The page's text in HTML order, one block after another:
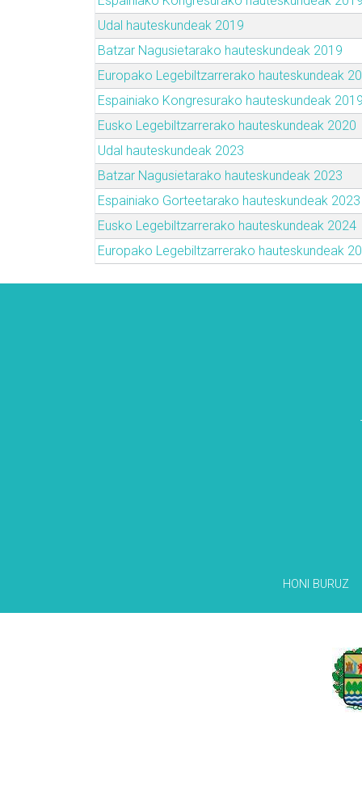
Udal hauteskundeak 2019
Batzar Nagusietarako hauteskundeak 2019
Europako Legebiltzarrerako hauteskundeak
Espainiako Kongresurako hauteskundeak 2019
Eusko Legebiltzarrerako hauteskundeak 2020
Udal hauteskundeak 2023
Batzar Nagusietarako hauteskundeak 2023
Espainiako Gorteetarako hauteskundeak 2023
Eusko Legebiltzarrerako hauteskundeak 2024
Europako Legebiltzarrerako hauteskundeak
HONI BURUZ